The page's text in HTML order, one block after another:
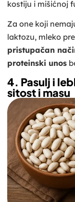
kostiju i mišićnoj
Za one koji
laktozu, mleko
pristupačan
proteinski unos
4. Pasulj i
sitost i masu